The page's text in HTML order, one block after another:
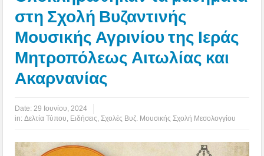
στη Σχολή Βυζαντινής
Μουσικής Αγρινίου της Ιεράς
Μητροπόλεως Αιτωλίας και
Ακαρνανίας
Date: 29 Ιουνίου, 2024
in:Δελτία Τύπου Ειδήσεις ,Σχολές Βυζ. Μουσικής Σχολή Μεσολογγίου